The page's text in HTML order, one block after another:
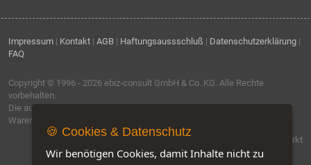
Impressum | Kontakt | AGB | Haftungsaussschluß | Datenschutzerklärung |
FAQ
Copyright © 1996 - 2026 ebiz-consult GmbH & Co. KG . Alle Rechte
vorbehalten.
Die auf dieser Seite verwendeten Produktbezeichnungen, Namen und
Warenzeichen sind Eigentum der jeweiligen Firmen.
Software by IQ-Markt
🍪 Cookies & Datenschutz
Wir benötigen Cookies, damit Inhalte nicht zu